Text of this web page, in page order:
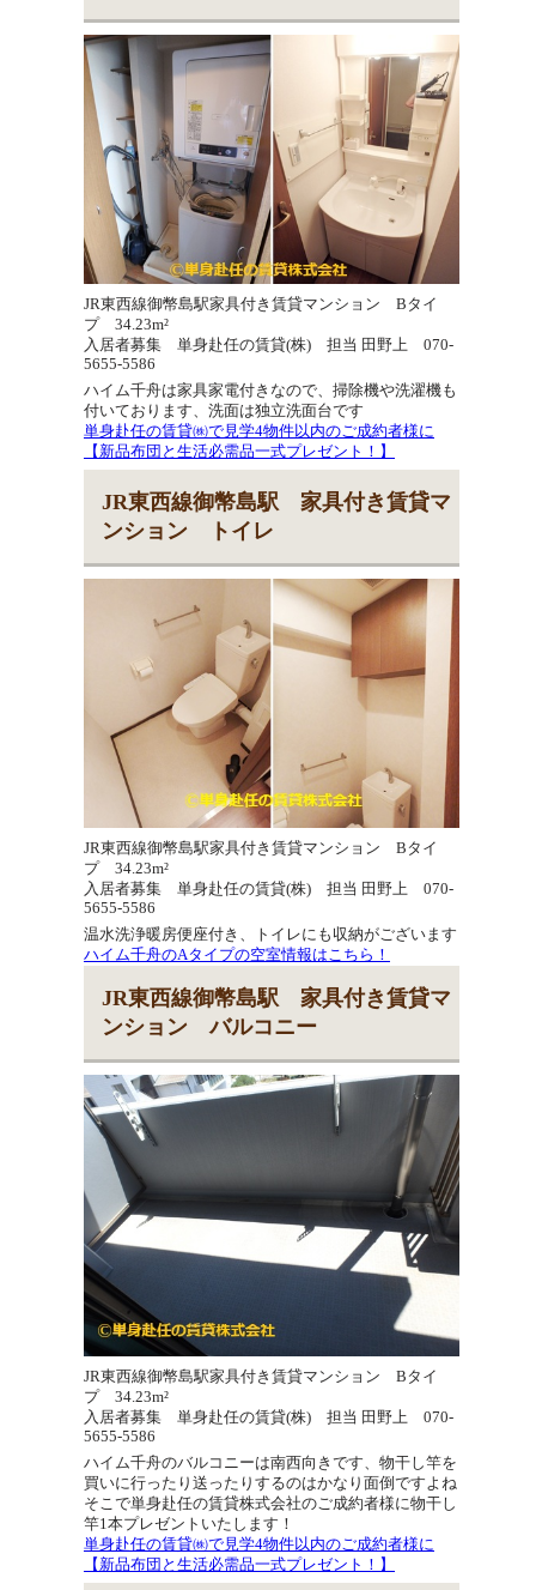
JR東西線御幣島駅家具付き賃貸マンション Bタイ
プ 34.23m²
入居者募集 単身赴任の賃貸(株) 担当 田野上 070-
5655-5586
ハイム千舟は家具家電付きなので、掃除機や洗濯機も
付いております、洗面は独立洗面台です
単身赴任の賃貸㈱で見学4物件以内のご成約者様に
【新品布団と生活必需品一式プレゼント！】
JR東西線御幣島駅 家具付き賃貸マ
ンション トイレ
JR東西線御幣島駅家具付き賃貸マンション Bタイ
プ 34.23m²
入居者募集 単身赴任の賃貸(株) 担当 田野上 070-
5655-5586
温水洗浄暖房便座付き、トイレにも収納がございます
ハイム千舟のAタイプの空室情報はこちら！
JR東西線御幣島駅 家具付き賃貸マ
ンション バルコニー
JR東西線御幣島駅家具付き賃貸マンション Bタイ
プ 34.23m²
入居者募集 単身赴任の賃貸(株) 担当 田野上 070-
5655-5586
ハイム千舟のバルコニーは南西向きです、物干し竿を
買いに行ったり送ったりするのはかなり面倒ですよね
そこで単身赴任の賃貸株式会社のご成約者様に物干し
竿1本プレゼントいたします！
単身赴任の賃貸㈱で見学4物件以内のご成約者様に
【新品布団と生活必需品一式プレゼント！】